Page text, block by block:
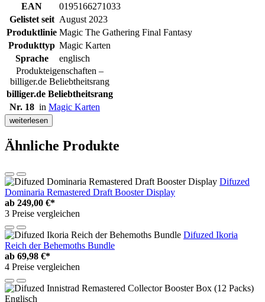
EAN
0195166271033
Gelistet seit August 2023
Produktlinie Magic The Gathering Final Fantasy
Produkttyp Magic Karten
Sprache
englisch
Produkteigenschaften –
billiger.de Beliebtheitsrang
billiger.de Beliebtheitsrang
Nr. 18 in Magic Karten
weiterlesen
Ähnliche Produkte
Difuzed
Dominaria Remastered Draft Booster Display
ab 249,00 €*
3 Preise vergleichen
Difuzed Ikoria
Reich der Behemoths Bundle
ab 69,98 €*
4 Preise vergleichen